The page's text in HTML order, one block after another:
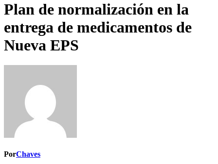
Plan de normalización en la
entrega de medicamentos de
Nueva EPS
PorChaves